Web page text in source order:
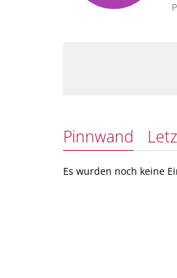
Pinnwand
Es wurden noch keine